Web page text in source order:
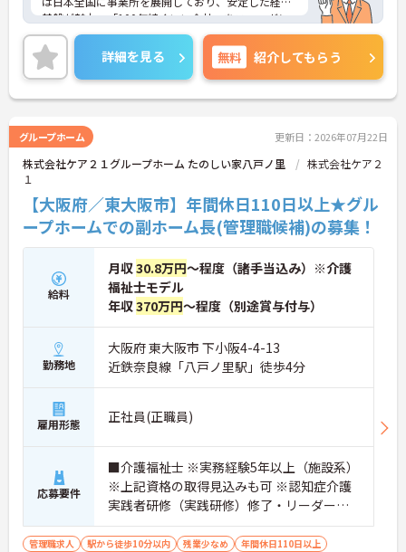
基盤が魅力。「100年続くいい会社」をスローガン
に、スタッフが安心して長く働ける環境づくりに注
力しています。年間休日は111日、夏季・冬季休暇
もしっかり取得可能です。また、映画やレジャー施
設の割引が受けられる組合制度や、毎年もらえるお
誕生日プレゼントなど、ユニークで充実した福利厚
スタッフを大切にしながらより良い施設を創ってい
きたいという意欲のある方に最適な環境です。本社
によるサポート体制も整っているため、施設運営に
ますので、お気軽にお問い合わせください。
詳細を見る 無料 紹介してもらう
グループホーム 更新日：2026年07月22日
株式会社ケア２１グループホーム たのしい家八戸ノ里
株式会社ケア２
１
【大阪府／東大阪市】年間休日110日以上★グル
ープホームでの副ホーム長(管理職候補)の募集！
給料
月収30.8万円～程度（諸手当込み）※介護
福祉士モデル
年収370万円～程度（別途賞与付与）
勤務地
大阪府 東大阪市 下小阪4-4-13
近鉄奈良線「八戸ノ里駅」徒歩4分
雇用形態 正社員(正職員)
応募要件
■介護福祉士 ※実務経験5年以上（施設系）
※上記資格の取得見込みも可 ※認知症介護
実践者研修（実践研修）修了・リーダー、
マネジメント経験あれば尚可
管理職求人 駅から徒歩10分以内 残業少なめ
年間休日110日以上